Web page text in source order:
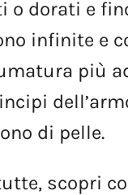
o dorati e
infinite e
più
di pelle.
scopri